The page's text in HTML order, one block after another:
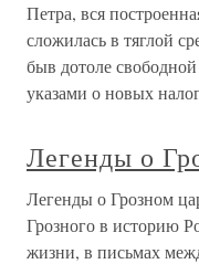
Петра, вся
сложилась в тяглой
быв дотоле
указами о новых
Легенды о
Легенды о Грозном
Грозного в историю
жизни, в письмах